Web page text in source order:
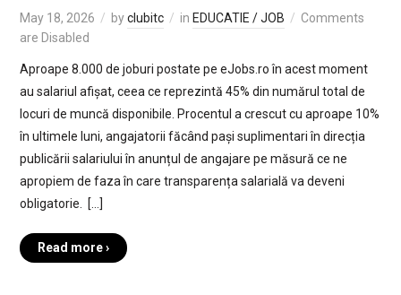
May 18, 2026 byclubitc in EDUCATIE / JOB
Comments
are Disabled
Aproape 8.000 de joburi postate pe eJobs.ro în acest moment
au salariul afișat, ceea ce reprezintă 45% din numărul total de
locuri de muncă disponibile. Procentul a crescut cu aproape 10%
în ultimele luni, angajatorii făcând pași suplimentari în direcția
publicării salariului în anunțul de angajare pe măsură ce ne
apropiem de faza în care transparența salarială va deveni
obligatorie. […]
Read more ›